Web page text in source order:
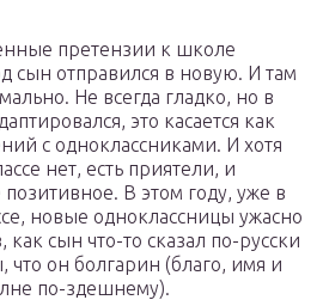
претензии к школе
сын отправился в новую. И там
Не всегда гладко, но в
это касается как
с одноклассниками. И хотя
нет, есть приятели, и
В этом году, уже в
новые одноклассницы ужасно
сын что-то сказал по-русски
он болгарин (благо, имя и
по-здешнему).